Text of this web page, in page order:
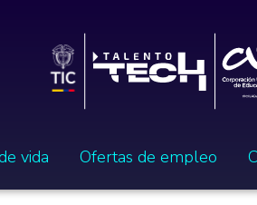
vida Ofertas de empleo